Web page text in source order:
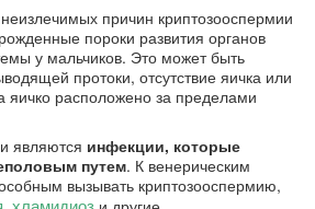
причин криптозооспермии
пороки развития органов
у мальчиков. Это может быть
протоки, отсутствие яичка или
яичко расположено за пределами
являются инфекции, которые
путем. К венерическим
вызывать криптозооспермию,
хламидиоз